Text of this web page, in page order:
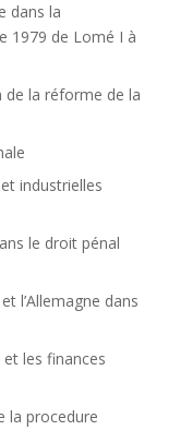
dans la
1979 de Lomé I à
de la réforme de la
industrielles
le droit pénal
l’Allemagne dans
et les finances
la procedure